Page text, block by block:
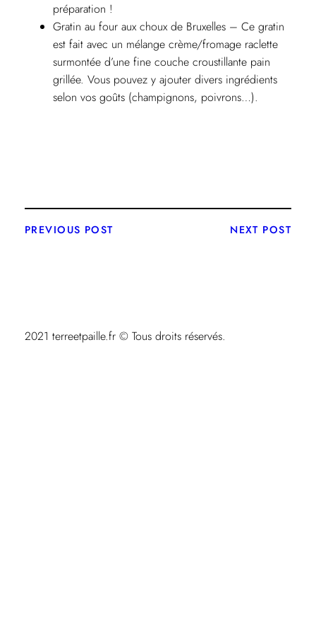
préparation !
Gratin au four aux choux de Bruxelles – Ce gratin
est fait avec un mélange crème/fromage raclette
surmontée d’une fine couche croustillante pain
grillée. Vous pouvez y ajouter divers ingrédients
selon vos goûts (champignons, poivrons…).
PREVIOUS POST NEXT POST
2021 terreetpaille.fr © Tous droits réservés.